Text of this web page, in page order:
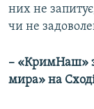
них не
чи не
– «КримНаш»
мира» на